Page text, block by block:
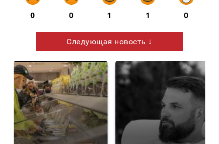
0 0 1 1 0
Следующая новость ↓